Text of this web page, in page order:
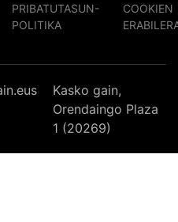
PRIBATUTASUN-
POLITIKA
COOKIEN
Kasko gain,
Orendaingo Plaza
1 (20269)